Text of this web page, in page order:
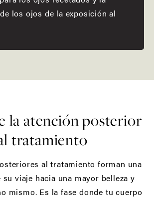
los ojos de la exposición al
la atención posterior
tratamiento
al tratamiento forman una
viaje hacia una mayor belleza y
mismo. Es la fase donde tu cuerpo